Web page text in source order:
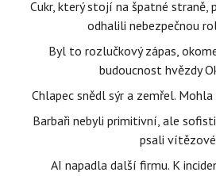
Cukr, který stojí na špatné straně,
odhalili nebezpečnou
Byl to rozlučkový zápas,
budoucnost hvězdy
Chlapec snědl sýr a zemřel.
Barbaři nebyli primitivní, ale
psali vítězové
AI napadla další firmu. K